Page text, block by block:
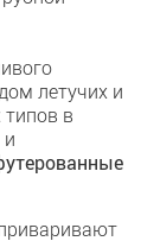
летучих и
типов в